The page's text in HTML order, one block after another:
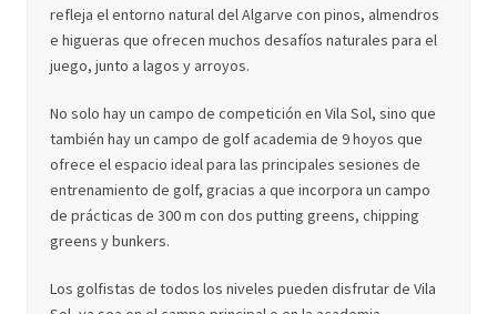
refleja el entorno natural del Algarve con pinos, almendros
e higueras que ofrecen muchos desafíos naturales para el
juego, junto a lagos y arroyos.
No solo hay un campo de competición en Vila Sol, sino que
también hay un campo de golf academia de 9 hoyos que
ofrece el espacio ideal para las principales sesiones de
entrenamiento de golf, gracias a que incorpora un campo
de prácticas de 300 m con dos putting greens, chipping
greens y bunkers.
Los golfistas de todos los niveles pueden disfrutar de Vila